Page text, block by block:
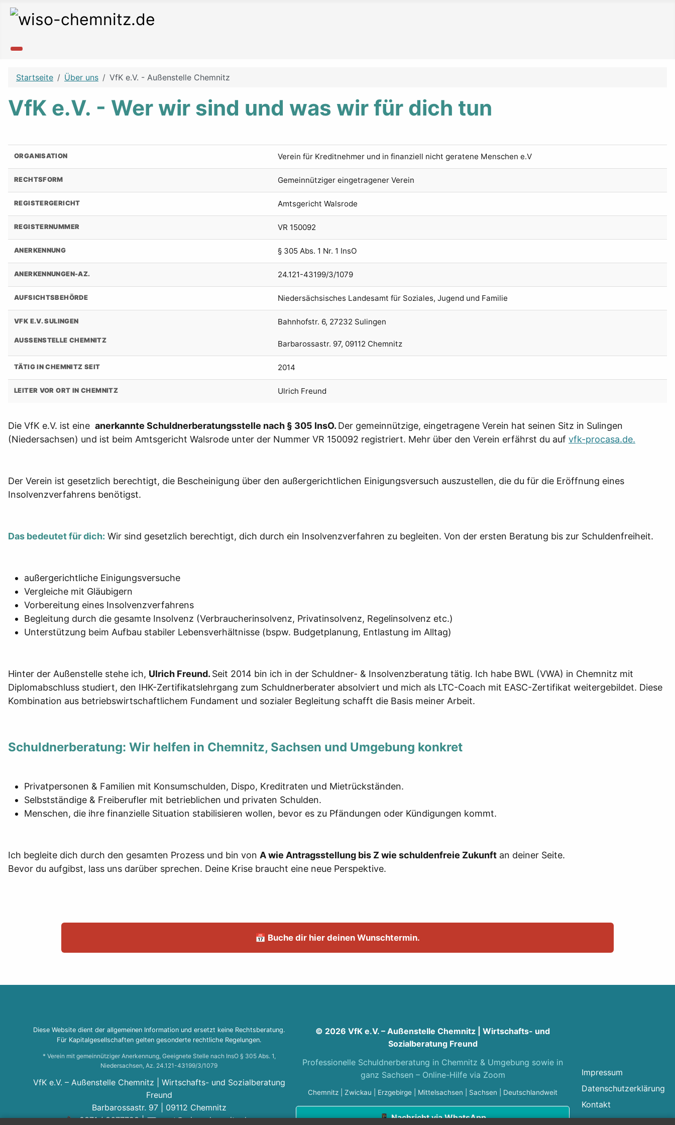
Startseite Über uns VfK e.V. - Außenstelle Chemnitz
VfK e.V. - Wer wir sind und was wir für dich tun
ORGANISATION Verein für Kreditnehmer und in finanziell nicht geratene Menschen e.V
RECHTSFORM Gemeinnütziger eingetragener Verein
REGISTERGERICHT Amtsgericht Walsrode
REGISTERNUMMER VR 150092
ANERKENNUNG § 305 Abs. 1 Nr. 1 InsO
ANERKENNUNGEN-AZ. 24.121-43199/3/1079
AUFSICHTSBEHÖRDE Niedersächsisches Landesamt für Soziales, Jugend und Familie
VFK E.V. SULINGEN
AUSSENSTELLE CHEMNITZ
Bahnhofstr. 6, 27232 Sulingen
Barbarossastr. 97, 09112 Chemnitz
TÄTIG IN CHEMNITZ SEIT 2014
LEITER VOR ORT IN CHEMNITZ Ulrich Freund
Die VfK e.V. ist eine anerkannte Schuldnerberatungsstelle nach § 305 InsO. Der gemeinnützige, eingetragene Verein hat seinen Sitz in Sulingen
(Niedersachsen) und ist beim Amtsgericht Walsrode unter der Nummer VR 150092 registriert. Mehr über den Verein erfährst du auf vfk-procasa.de.
Der Verein ist gesetzlich berechtigt, die Bescheinigung über den außergerichtlichen Einigungsversuch auszustellen, die du für die Eröffnung eines
Insolvenzverfahrens benötigst.
Das bedeutet für dich: Wir sind gesetzlich berechtigt, dich durch ein Insolvenzverfahren zu begleiten. Von der ersten Beratung bis zur Schuldenfreiheit.
außergerichtliche Einigungsversuche
Vergleiche mit Gläubigern
Vorbereitung eines Insolvenzverfahrens
Begleitung durch die gesamte Insolvenz (Verbraucherinsolvenz, Privatinsolvenz, Regelinsolvenz etc.)
Unterstützung beim Aufbau stabiler Lebensverhältnisse (bspw. Budgetplanung, Entlastung im Alltag)
Hinter der Außenstelle stehe ich, Ulrich Freund. Seit 2014 bin ich in der Schuldner- & Insolvenzberatung tätig. Ich habe BWL (VWA) in Chemnitz mit
Diplomabschluss studiert, den IHK-Zertifikatslehrgang zum Schuldnerberater absolviert und mich als LTC-Coach mit EASC-Zertifikat weitergebildet. Diese
Kombination aus betriebswirtschaftlichem Fundament und sozialer Begleitung schafft die Basis meiner Arbeit.
Schuldnerberatung: Wir helfen in Chemnitz, Sachsen und Umgebung konkret
Privatpersonen & Familien mit Konsumschulden, Dispo, Kreditraten und Mietrückständen.
Selbstständige & Freiberufler mit betrieblichen und privaten Schulden.​
Menschen, die ihre finanzielle Situation stabilisieren wollen, bevor es zu Pfändungen oder Kündigungen kommt.
Ich begleite dich durch den gesamten Prozess und bin von A wie Antragsstellung bis Z wie schuldenfreie Zukunft an deiner Seite.
Bevor du aufgibst, lass uns darüber sprechen. Deine Krise braucht eine neue Perspektive.
📅 Buche dir hier deinen Wunschtermin.
Diese Website dient der allgemeinen Information und ersetzt keine Rechtsberatung.
Für Kapitalgesellschaften gelten gesonderte rechtliche Regelungen.
* Verein mit gemeinnütziger Anerkennung, Geeignete Stelle nach InsO § 305 Abs. 1,
Niedersachsen, Az. 24.121-43199/3/1079
VfK e.V. – Außenstelle Chemnitz | Wirtschafts- und Sozialberatung
Freund
Barbarossastr. 97| 09112 Chemnitz
📞0371 / 3677723| ✉️post@wiso-chemnitz.de
© 2026 VfK e.V. – Außenstelle Chemnitz | Wirtschafts- und
Sozialberatung Freund
Professionelle Schuldnerberatung in Chemnitz & Umgebung sowie in
ganz Sachsen – Online-Hilfe via Zoom
Chemnitz | Zwickau | Erzgebirge | Mittelsachsen | Sachsen | Deutschlandweit
📱 Nachricht via WhatsApp
Impressum
Datenschutzerklärung
Kontakt